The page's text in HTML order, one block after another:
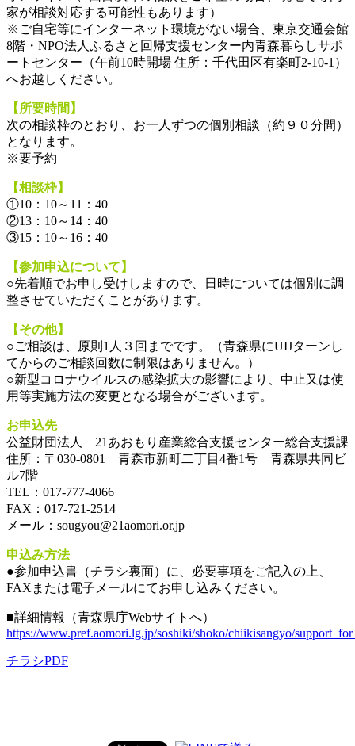
家が相談対応する可能性もあります）
※ご自宅等にインターネット環境がない場合、東京交通会館
8階・NPO法人ふるさと回帰支援センター内青森暮らしサポ
ートセンター（午前10時開場 住所：千代田区有楽町2-10-1）
へお越しください。
【所要時間】
次の相談枠のとおり、お一人ずつの個別相談（約９０分間）
となります。
※要予約
【相談枠】
①10：10～11：40
②13：10～14：40
③15：10～16：40
【参加申込について】
○先着順でお申し受けしますので、日時については個別に調
整させていただくことがあります。
【その他】
○ご相談は、原則1人３回までです。（青森県にUIJターンし
てからのご相談回数に制限はありません。）
○新型コロナウイルスの感染拡大の影響により、中止又は使
用等実施方法の変更となる場合がございます。
お申込先
公益財団法人 21あおもり産業総合支援センター総合支援課
住所：〒030-0801 青森市新町二丁目4番1号 青森県共同ビ
ル7階
TEL：017-777-4066
FAX：017-721-2514
メール：sougyou@21aomori.or.jp
申込み方法
●参加申込書（チラシ裏面）に、必要事項をご記入の上、
FAXまたは電子メールにてお申し込みください。
■詳細情報（青森県庁Webサイトへ）
https://www.pref.aomori.lg.jp/soshiki/shoko/chiikisangyo/
チラシPDF